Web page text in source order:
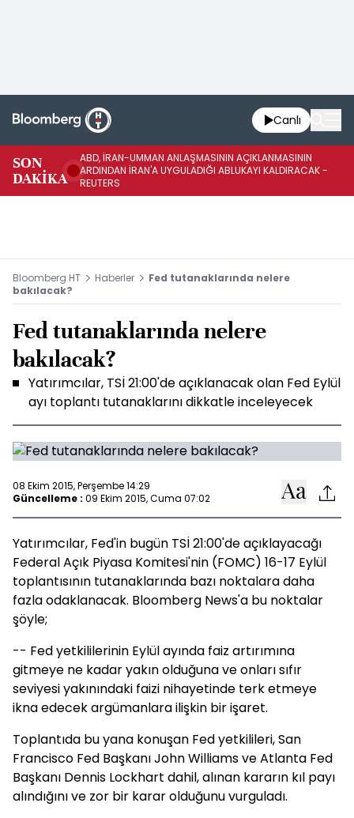
Canlı
SON
DAKİKA
ABD, İRAN-UMMAN ANLAŞMASININ AÇIKLANMASININ
ARDINDAN İRAN'A UYGULADIĞI ABLUKAYI KALDIRACAK -
REUTERS
Bloomberg HT Haberler
Fed tutanaklarında nelere
bakılacak?
Fed tutanaklarında nelere
bakılacak?
Yatırımcılar, TSİ 21:00'de açıklanacak olan Fed Eylül
ayı toplantı tutanaklarını dikkatle inceleyecek
08 Ekim 2015, Perşembe 14:29
Güncelleme : 09 Ekim 2015, Cuma 07:02
Yatırımcılar, Fed'in bugün TSİ 21:00'de açıklayacağı
Federal Açık Piyasa Komitesi'nin (FOMC) 16-17 Eylül
toplantısının tutanaklarında bazı noktalara daha
fazla odaklanacak. Bloomberg News'a bu noktalar
şöyle;
-- Fed yetkililerinin Eylül ayında faiz artırımına
gitmeye ne kadar yakın olduğuna ve onları sıfır
seviyesi yakınındaki faizi nihayetinde terk etmeye
ikna edecek argümanlara ilişkin bir işaret.
Toplantıda bu yana konuşan Fed yetkilileri, San
Francisco Fed Başkanı John Williams ve Atlanta Fed
Başkanı Dennis Lockhart dahil, alınan kararın kıl payı
alındığını ve zor bir karar olduğunu vurguladı.